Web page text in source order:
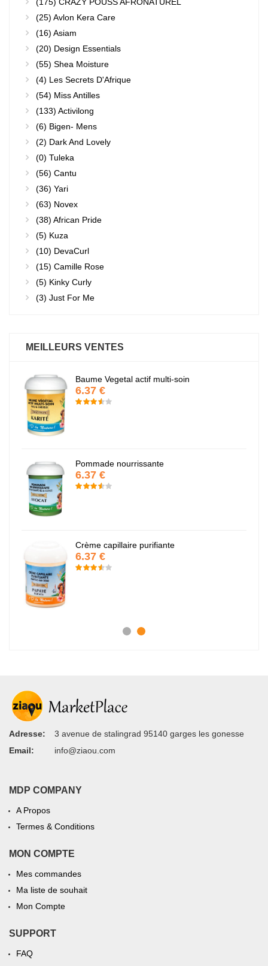
(175) CRAZY POUSS AFRONATUREL
(25) Avlon Kera Care
(16) Asiam
(20) Design Essentials
(55) Shea Moisture
(4) Les Secrets D'Afrique
(54) Miss Antilles
(133) Activilong
(6) Bigen- Mens
(2) Dark And Lovely
(0) Tuleka
(56) Cantu
(36) Yari
(63) Novex
(38) African Pride
(5) Kuza
(10) DevaCurl
(15) Camille Rose
(5) Kinky Curly
(3) Just For Me
MEILLEURS VENTES
Baume Vegetal actif multi-soin
6.37 €
Pommade nourrissante
6.37 €
Crème capillaire purifiante
6.37 €
Adresse:
3 avenue de stalingrad 95140 garges les gonesse
Email:
info@ziaou.com
MDP COMPANY
A Propos
Termes & Conditions
MON COMPTE
Mes commandes
Ma liste de souhait
Mon Compte
SUPPORT
FAQ